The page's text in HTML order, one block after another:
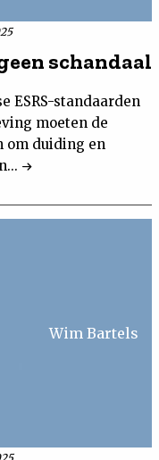
schandaal
ESRS-standaarden
moeten de
om duiding en
Wim Bartels